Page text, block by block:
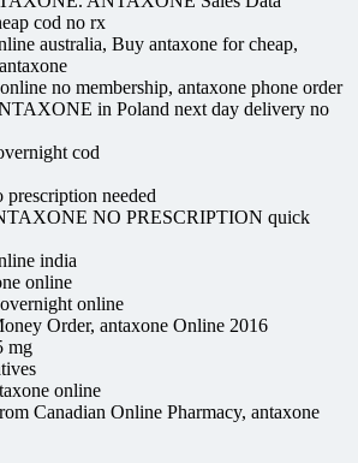
cod no rx
australia, Buy antaxone for cheap,
no membership, antaxone phone order
in Poland next day delivery no
cod
prescription needed
NO PRESCRIPTION quick
india
online
online
Order, antaxone Online 2016
mg
online
Canadian Online Pharmacy, antaxone